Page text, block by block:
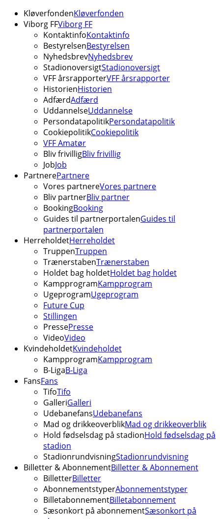
KløverfondenKløverfonden
Viborg FFViborg FF
KontaktinfoKontaktinfo
BestyrelsenBestyrelsen
NyhedsbrevNyhedsbrev
StadionoversigtStadionoversigt
VFF årsrapporterVFF årsrapporter
HistorienHistorien
AdfærdAdfærd
UddannelseUddannelse
PersondatapolitikPersondatapolitik
CookiepolitikCookiepolitik
VFF Amatør
Bliv frivilligBliv frivillig
JobJob
PartnerePartnere
Vores partnereVores partnere
Bliv partnerBliv partner
BookingBooking
Guides til partnerportalenGuides til
partnerportalen
HerreholdetHerreholdet
TruppenTruppen
TrænerstabenTrænerstaben
Holdet bag holdetHoldet bag holdet
KampprogramKampprogram
UgeprogramUgeprogram
Future Cup
Stillingen
PressePresse
VideoVideo
KvindeholdetKvindeholdet
KampprogramKampprogram
B-LigaB-Liga
FansFans
TifoTifo
GalleriGalleri
UdebanefansUdebanefans
Mad og drikkeoverblikMad og drikkeoverblik
Hold fødselsdag på stadionHold fødselsdag på
stadion
StadionrundvisningStadionrundvisning
Billetter & AbonnementBilletter & Abonnement
BilletterBilletter
AbonnementstyperAbonnementstyper
BilletabonnementBilletabonnement
Sæsonkort på abonnementSæsonkort på